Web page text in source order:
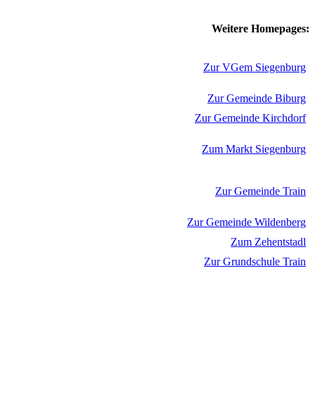
Weitere Homepages:
Zur VGem Siegenburg
Zur Gemeinde Biburg
Zur Gemeinde Kirchdorf
Zum Markt Siegenburg
Zur Gemeinde Train
Zur Gemeinde Wildenberg
Zum Zehentstadl
Zur Grundschule Train